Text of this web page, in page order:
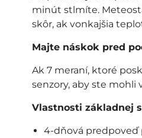
minút stlmíte.
skôr, ak vonkajšia
Majte náskok pred
Ak 7 meraní, ktoré
senzory, aby ste mohli
Vlastnosti základnej
4-dňová predpoveď